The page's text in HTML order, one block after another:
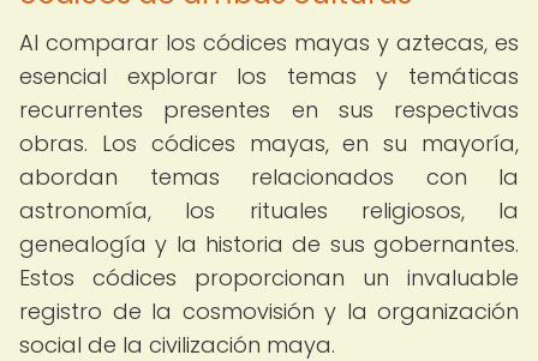
Al comparar los códices mayas y aztecas, es
esencial explorar los temas y temáticas
recurrentes presentes en sus respectivas
obras. Los códices mayas, en su mayoría,
abordan temas relacionados con la
astronomía, los rituales religiosos, la
genealogía y la historia de sus gobernantes.
Estos códices proporcionan un invaluable
registro de la cosmovisión y la organización
social de la civilización maya.